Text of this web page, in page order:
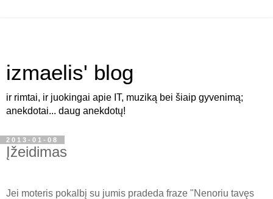
izmaelis' blog
ir rimtai, ir juokingai apie IT, muziką bei šiaip gyvenimą;
anekdotai... daug anekdotų!
2013-01-08
Įžeidimas
Jei moteris pokalbį su jumis pradeda fraze "Nenoriu tavęs